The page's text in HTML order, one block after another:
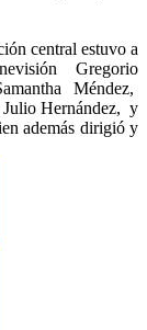
central estuvo a
Gregorio
Méndez,
Julio Hernández, y
además dirigió y